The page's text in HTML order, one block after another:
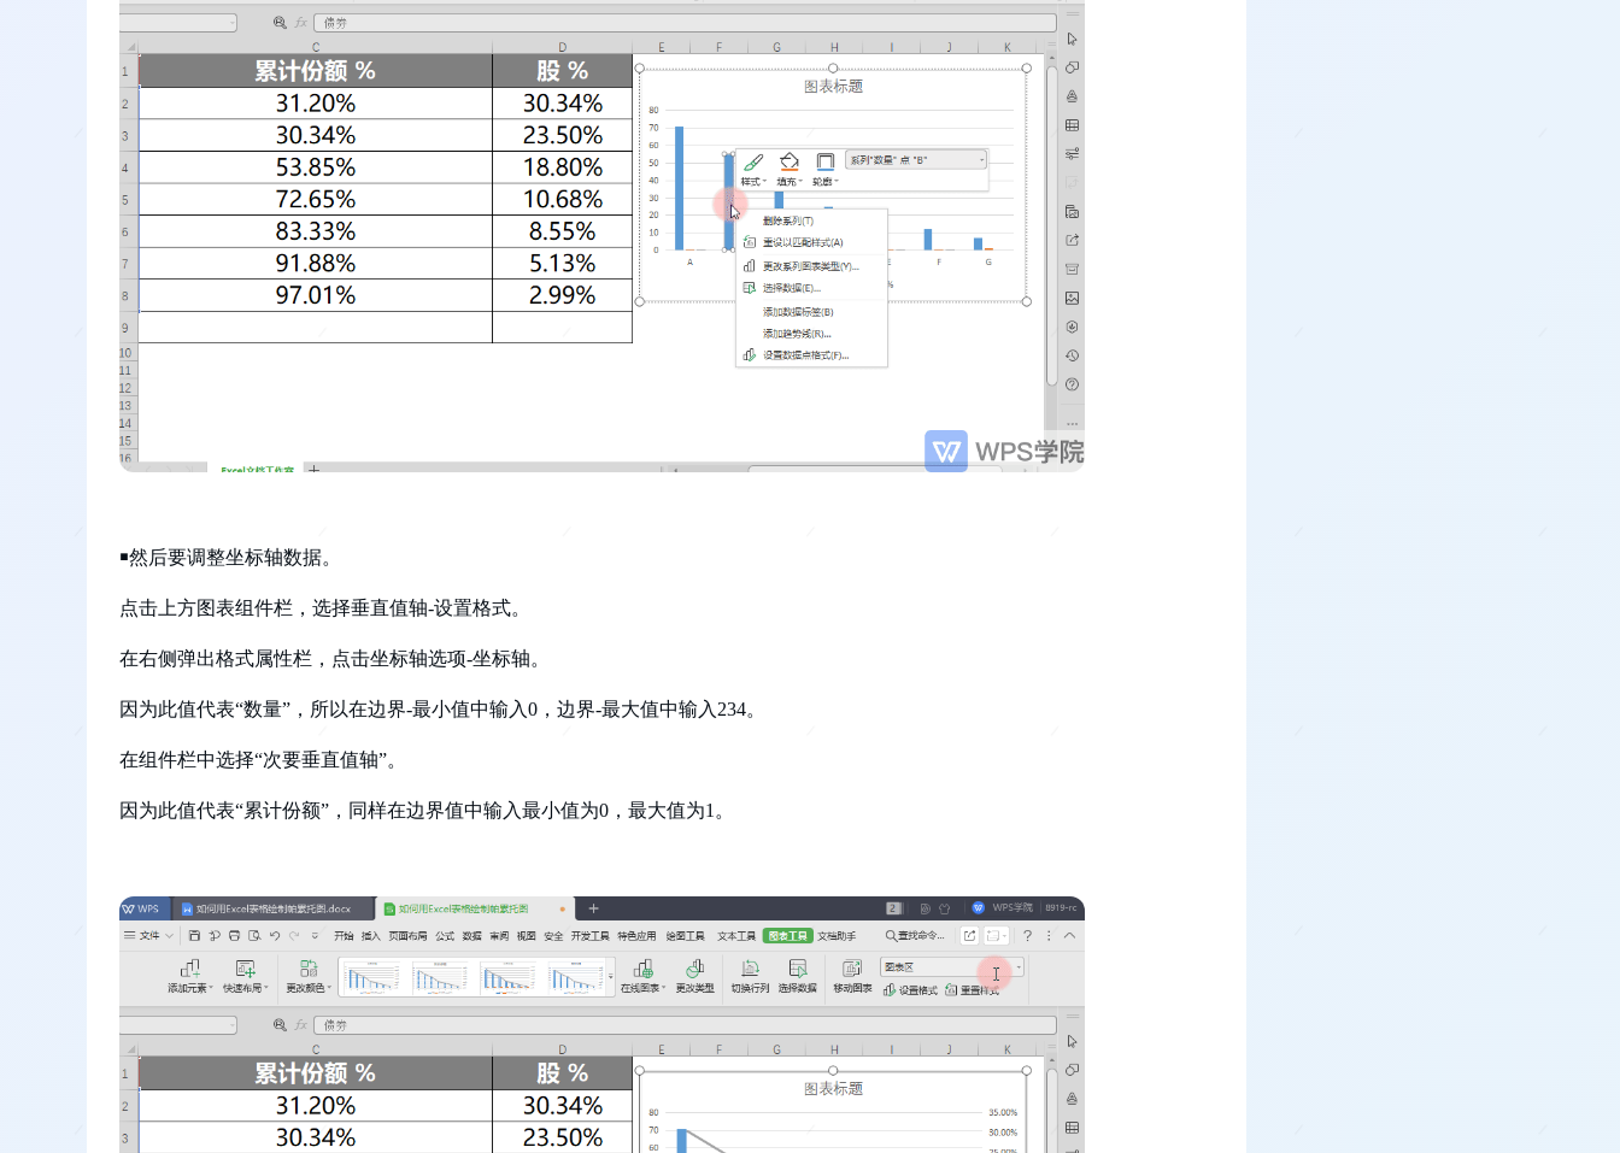
￭然后要调整坐标轴数据。
点击上方图表组件栏，选择垂直值轴-设置格式。
在右侧弹出格式属性栏，点击坐标轴选项-坐标轴。
因为此值代表“数量”，所以在边界-最小值中输入0，边界-最大值中输入234。
在组件栏中选择“次要垂直值轴”。
因为此值代表“累计份额”，同样在边界值中输入最小值为0，最大值为1。